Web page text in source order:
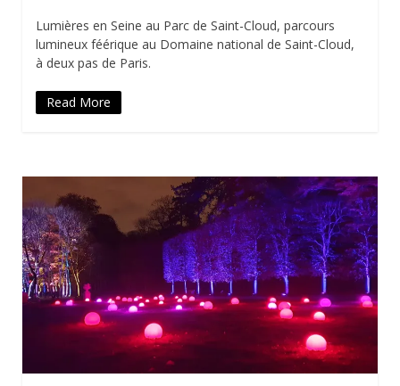
Lumières en Seine au Parc de Saint-Cloud, parcours
lumineux féérique au Domaine national de Saint-Cloud,
à deux pas de Paris.
Read More